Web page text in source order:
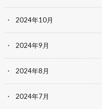
2024年10月
2024年9月
2024年8月
2024年7月